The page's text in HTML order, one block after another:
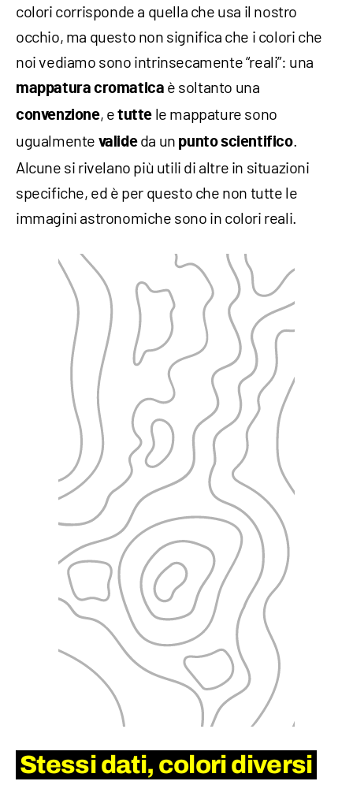
colori corrisponde a quella che usa il nostro
occhio, ma questo non significa che i colori che
noi vediamo sono intrinsecamente “reali”: una
mappatura cromatica è soltanto una
convenzione, etutte le mappature sono
ugualmente valideda un punto scientifico.
Alcune si rivelano più utili di altre in situazioni
specifiche, ed è per questo che non tutte le
immagini astronomiche sono in colori reali.
Stessi dati, colori diversi